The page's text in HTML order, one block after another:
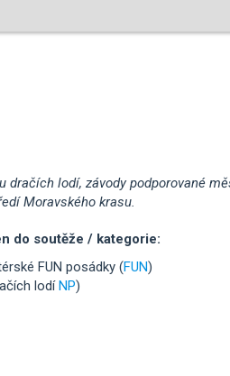
dračích lodí, závody podporované
Moravského krasu.
do soutěže / kategorie:
FUN posádky (FUN)
lodíNP)